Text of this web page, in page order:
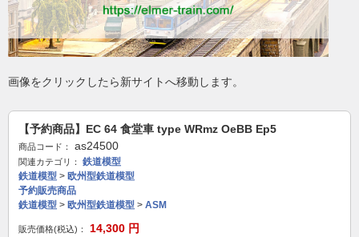
画像をクリックしたら新サイトへ移動します。
【予約商品】EC 64 食堂車 type WRmz OeBB Ep5
商品コード： as24500
関連カテゴリ：
鉄道模型
鉄道模型 > 欧州型鉄道模型
予約販売商品
鉄道模型 > 欧州型鉄道模型 > ASM
販売価格(税込)： 14,300 円